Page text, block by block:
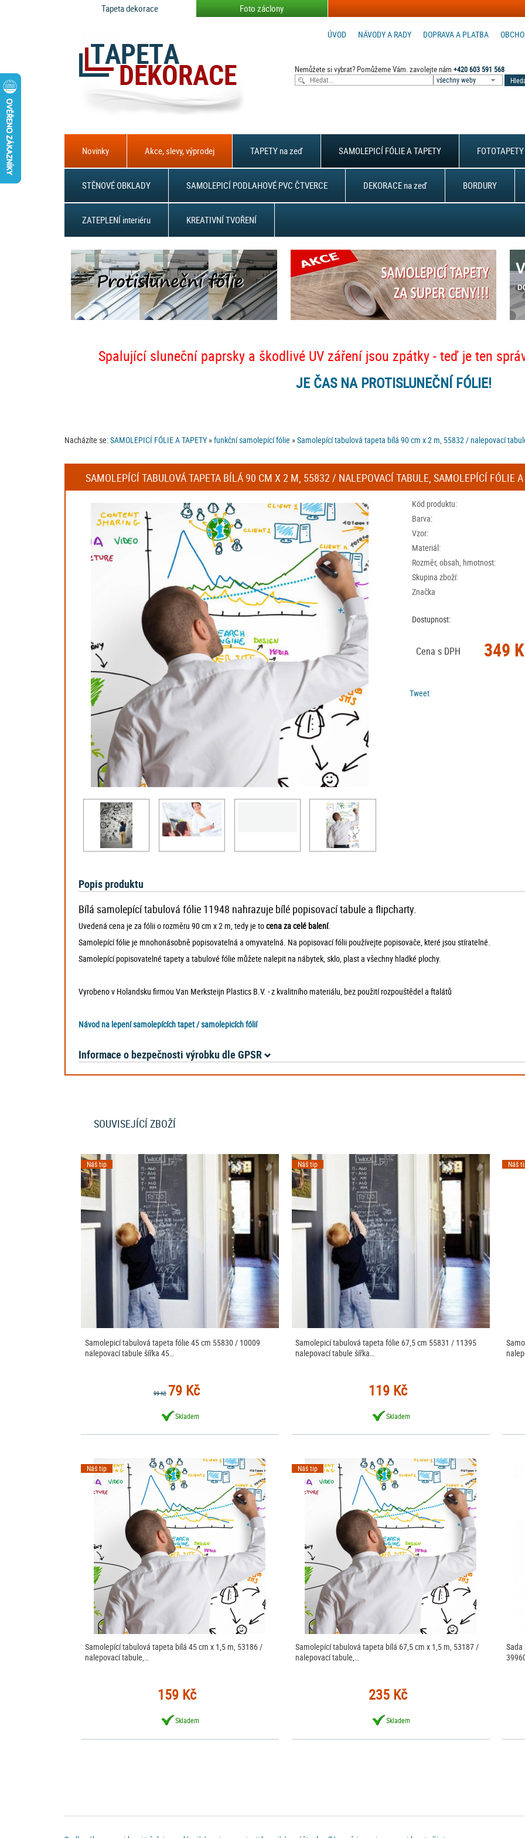
Tapeta dekorace Foto záclony
DOPRAVA A PLATBA
NÁVODY A RADY
ÚVOD
Nemůžete si vybrat? Pomůžeme Vám. zavolejte nám+420 603 591 568
všechny weby
Novinky Akce, slevy, výprodej TAPETY na zeď SAMOLEPICÍ FÓLIE A TAPETY
STĚNOVÉ OBKLADY SAMOLEPICÍ PODLAHOVÉ PVC ČTVERCE DEKORACE na zeď BORDURY
ZATEPLENÍ interiéru KREATIVNÍ TVOŘENÍ
Spalující sluneční paprsky a škodlivé UV záření jsou zpátky - teď je ten
JE ČAS NA PROTISLUNEČNÍ FÓLIE!
Nacházíte se:SAMOLEPICÍ FÓLIE A TAPETY »funkční samolepící fólie »Samolepící tabulová tapeta bílá 90 cm x 2 m, 55832 / nalepovací
SAMOLEPÍCÍ TABULOVÁ TAPETA BÍLÁ 90 CM X 2 M, 55832 / NALEPOVACÍ TABULE, SAMOLEPÍCÍ FÓLIE
Kód produktu:
Barva:
Vzor:
Materiál:
Rozměr, obsah, hmotnost:
Skupina zboží:
Značka
Dostupnost:
Cena s DPH 349
Tweet
Popis produktu
Bílá samolepící tabulová fólie 11948 nahrazuje bílé popisovací tabule a flipcharty.
Uvedená cena je za fólii o rozměru 90 cm x 2 m, tedy je tocena za celé balení.
Samolepící fólie je mnohonásobně popisovatelná a omyvatelná. Na popisovací fólii používejte popisovače, které jsou stíratelné.
Samolepící popisovatelné tapety a tabulové fólie můžete nalepit na nábytek, sklo, plast a všechny hladké plochy.
Vyrobeno v Holandsku firmou Van Merksteijn Plastics B.V. - z kvalitního materiálu, bez použití rozpouštědel a ftalátů
Návod na lepení samolepících tapet / samolepicích fólií
Informace o bezpečnosti výrobku dle GPSR
SOUVISEJÍCÍ ZBOŽÍ
Náš tip
Samolepicí tabulová tapeta fólie 45 cm 55830 / 10009
nalepovací tabule šířka 45…
99 Kč 79 Kč
Skladem
Náš tip
Samolepicí tabulová tapeta fólie 67,5 cm 55831 / 11395
nalepovací tabule šířka…
119 Kč
Skladem
Náš
Náš tip
Samolepící tabulová tapeta bílá 45 cm x 1,5 m, 53186 /
nalepovací tabule,…
159 Kč
Skladem
Náš tip
Samolepící tabulová tapeta bílá 67,5 cm x 1,5 m, 53187 /
nalepovací tabule,…
235 Kč
Skladem